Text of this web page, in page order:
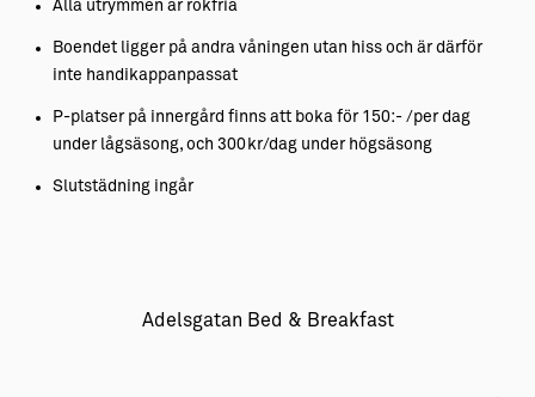
Alla utrymmen är rökfria
Boendet ligger på andra våningen utan hiss och är därför
inte handikappanpassat
P-platser på innergård finns att boka för 150:- /per dag
under lågsäsong, och 300kr/dag under högsäsong
Slutstädning ingår
Adelsgatan Bed & Breakfast